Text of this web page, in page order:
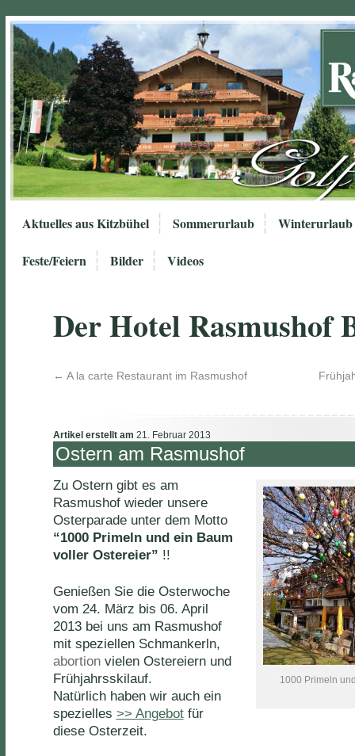
Aktuelles aus Kitzbühel Sommerurlaub Winterurlaub
Feste/Feiern Bilder Videos
Der Hotel Rasmushof
← A la carte Restaurant im Rasmushof
Artikel erstellt am 21. Februar 2013
Ostern am Rasmushof
1000 Primeln
Zu Ostern gibt es am
Rasmushof wieder unsere
Osterparade unter dem Motto
“1000 Primeln und ein Baum
voller Ostereier” !!
Genießen Sie die Osterwoche
vom 24. März bis 06. April
2013 bei uns am Rasmushof
mit speziellen Schmankerln,
abortionvielen Ostereiern und
Frühjahrsskilauf.
Natürlich haben wir auch ein
spezielles >> Angebotfür
diese Osterzeit.